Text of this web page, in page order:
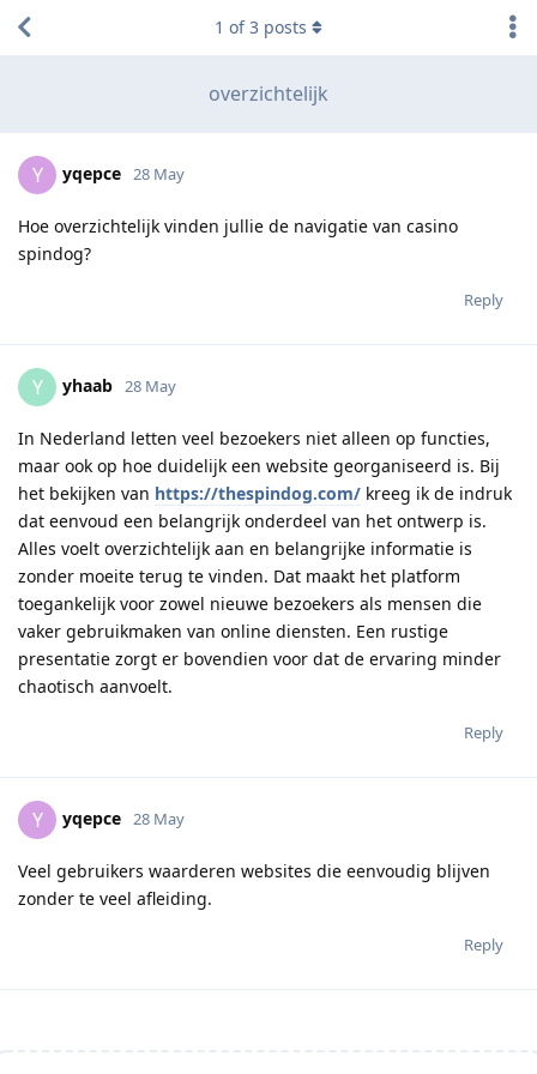
overzichtelijk
1 of3 posts
Y yqepce 28 May
Hoe overzichtelijk vinden jullie de navigatie van casino
spindog?
Reply
Y yhaab 28 May
In Nederland letten veel bezoekers niet alleen op functies,
maar ook op hoe duidelijk een website georganiseerd is. Bij
het bekijken van https://thespindog.com/ kreeg ik de indruk
dat eenvoud een belangrijk onderdeel van het ontwerp is.
Alles voelt overzichtelijk aan en belangrijke informatie is
zonder moeite terug te vinden. Dat maakt het platform
toegankelijk voor zowel nieuwe bezoekers als mensen die
vaker gebruikmaken van online diensten. Een rustige
presentatie zorgt er bovendien voor dat de ervaring minder
chaotisch aanvoelt.
Reply
Y yqepce 28 May
Veel gebruikers waarderen websites die eenvoudig blijven
zonder te veel afleiding.
Reply